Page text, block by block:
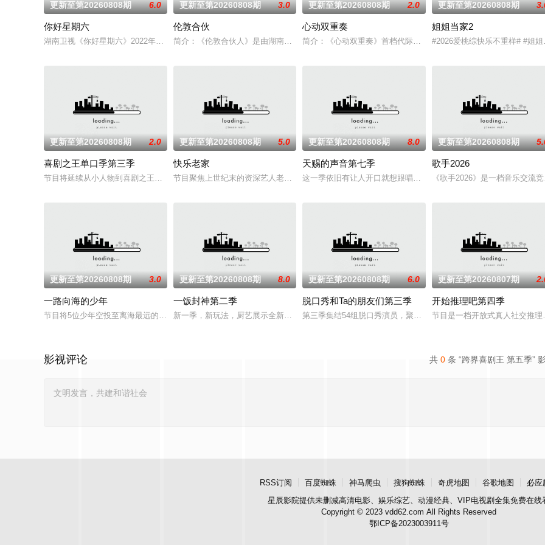
更新至第20260808期 6.0
你好星期六
湖南卫视《你好星期六》2022年1月1日起与你相约每周六20：10！你好星期六，精彩看不够！
更新至第20260808期 3.0
伦敦合伙
简介：《伦敦合伙人》是由湖南卫视、芒果TV、小芒联合出品的青春合伙人开店创业真人秀。此次，合
更新至第20260808期 2.0
心动双重奏
简介：《心动双重奏》首档代际交友真人秀，8位单身青年携长辈开
更新至第20260808期
姐姐当家2
#2026爱桃综快乐不重样# #姐
更新至第20260808期 2.0
喜剧之王单口季第三季
节目将延续从小人物到喜剧之王的故事，汇聚来自全国各地脱口秀俱乐部的优秀单口喜剧演员和漫才组合。每一位“小人物”都将带着真实感与鲜
更新至第20260808期 5.0
快乐老家
节目聚焦上世纪末的资深艺人老友团，以“旅居养老试验+跨世纪老友同行”为核心，真实记录老友同行的
更新至第20260808期 8.0
天赐的声音第七季
这一季依旧有让人开口就想跟唱的歌，有意想不到的合作搭档，更有
更新至第20260808期
歌手2026
《歌手2026》是一档音乐交流
更新至第20260808期 3.0
一路向海的少年
节目将5位少年空投至离海最远的大陆腹地，他们只有一辆车和一车椰子们，通过在途径补给站完成挑战任务，获取里程盲盒，一路向海，最终
更新至第20260808期 8.0
一饭封神第二季
新一季，新玩法，厨艺展示全新升级！厨神级的美味将持续上演，每一道都值得期待，已经盼着开宴瞬间的
更新至第20260808期 6.0
脱口秀和Ta的朋友们第三季
第三季集结54组脱口秀演员，聚集资深老人和新锐潜力新人，阵容
更新至第20260807期
开始推理吧第四季
节目是一档开放式真人社交推
共 0 条 “跨界喜剧王 第五季”
影视评论
RSS订阅 百度蜘蛛 神马爬虫 搜狗蜘蛛 奇虎地图 谷歌地图
必应
星辰影院提供未删减高清电影、娱乐综艺、动漫经典、VIP电视剧全集免费在线
Copyright © 2023 vdd62.com All Rights Reserved
鄂ICP备2023003911号